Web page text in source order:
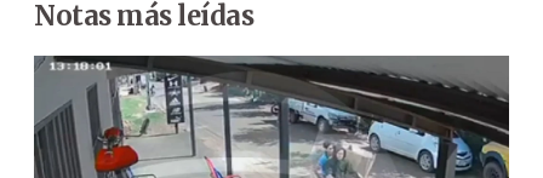
Notas más leídas